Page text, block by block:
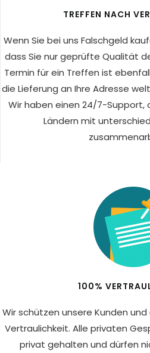
TREFFEN NACH
Wenn Sie bei uns Falschgeld
dass Sie nur geprüfte Qualität
Termin für ein Treffen ist
die Lieferung an Ihre Adresse
Wir haben einen 24/7-Support,
Ländern mit
100%
Wir schützen unsere Kunden
Vertraulichkeit. Alle privaten
privat gehalten und dürfen